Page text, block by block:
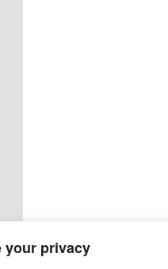
your privacy